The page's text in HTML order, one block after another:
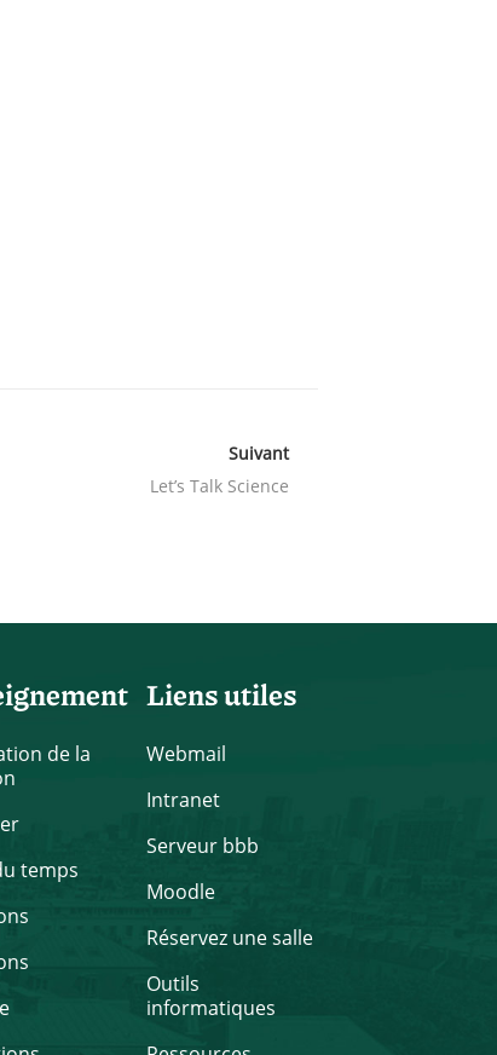
Suivant
Let’s Talk Science
de la
temps
Liens utiles
Webmail
Intranet
Serveur bbb
Moodle
Réservez une salle
Outils
informatiques